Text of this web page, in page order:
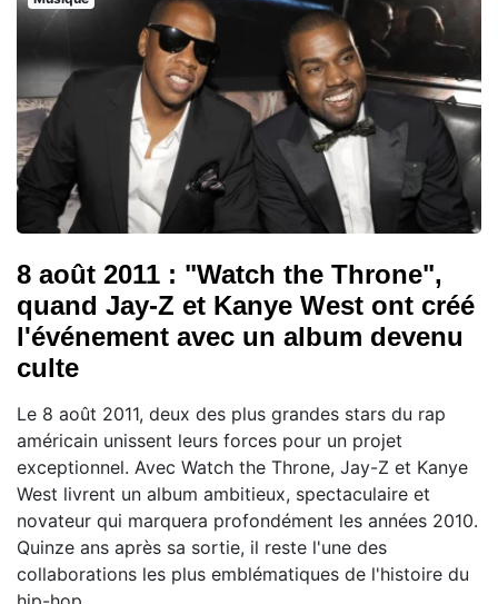
8 août 2011 : "Watch the Throne",
quand Jay-Z et Kanye West ont créé
l'événement avec un album devenu
culte
Le 8 août 2011, deux des plus grandes stars du rap
américain unissent leurs forces pour un projet
exceptionnel. Avec Watch the Throne, Jay-Z et Kanye
West livrent un album ambitieux, spectaculaire et
novateur qui marquera profondément les années 2010.
Quinze ans après sa sortie, il reste l'une des
collaborations les plus emblématiques de l'histoire du